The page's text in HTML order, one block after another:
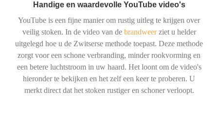
Handige en waardevolle YouTube video's
YouTube is een fijne manier om rustig uitleg te krijgen over
veilig stoken. In de video van de brandweerziet u helder
uitgelegd hoe u de Zwitserse methode toepast. Deze methode
zorgt voor een schone verbranding, minder rookvorming en
een betere luchtstroom in uw haard. Het loont om de video's
hieronder te bekijken en het zelf een keer te proberen. U
merkt direct dat het stoken rustiger en schoner verloopt.